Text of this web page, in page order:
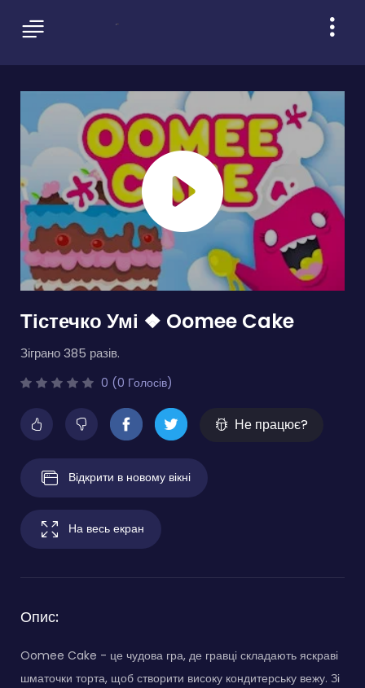
Тістечко Умі ❖ Oomee Cake
Зіграно 385 разів.
0 (0 Голосів)
Не працює?
Відкрити в новому вікні
На весь екран
Опис:
Oomee Cake - це чудова гра, де гравці складають яскраві
шматочки торта, щоб створити високу кондитерську вежу. Зі